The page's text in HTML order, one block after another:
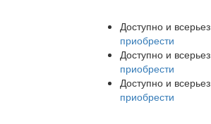
Доступно и всерьез
приобрести
Доступно и всерьез
приобрести
Доступно и всерьез
приобрести